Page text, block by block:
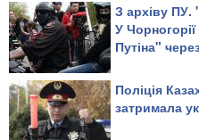
З архіву ПУ.
У
Путіна"
Поліція
затримала